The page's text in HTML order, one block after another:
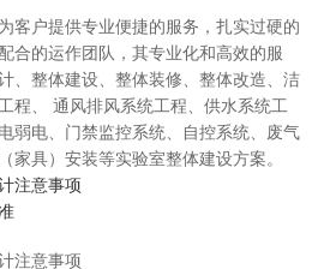
户提供专业便捷的服务，扎实过硬的
合的运作团队，其专业化和高效的服
、整体建设、整体装修、整体改造、洁
程、 通风排风系统工程、供水系统工
弱电、门禁监控系统、自控系统、废气
家具）安装等实验室整体建设方案。
注意事项
注意事项